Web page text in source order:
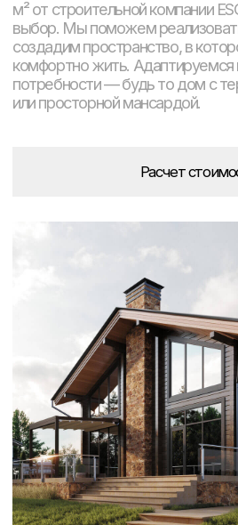
Расчет стоимости
Деревянные
Все проекты
Каменные
Бани Модульные
до 200 м² 200 – 300 м² 300 – 500 м²